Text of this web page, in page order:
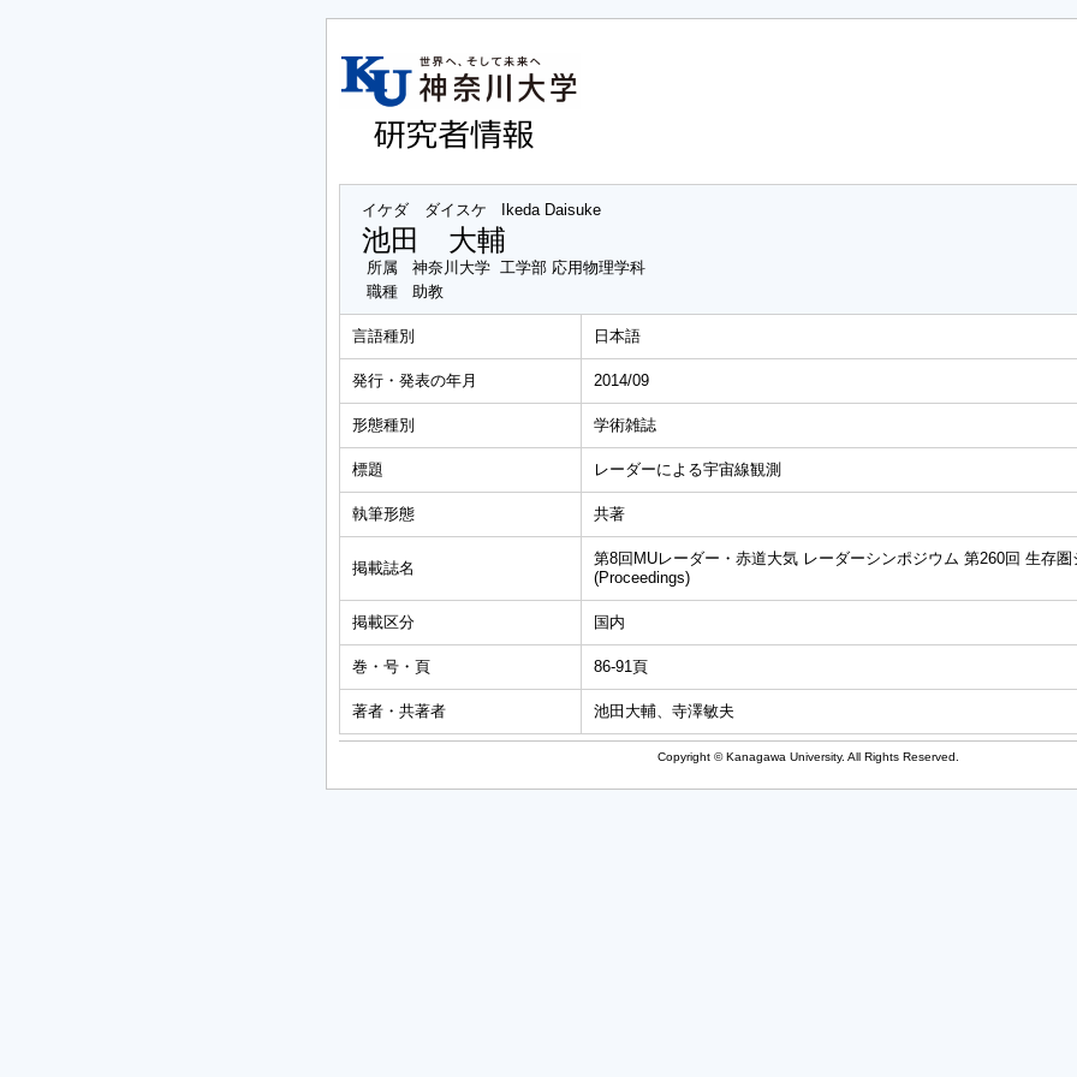
イケダ ダイスケ Ikeda Daisuke
池田 大輔
所属
神奈川大学 工学部 応用物理学科
職種
助教
言語種別 日本語
発行・発表の年月 2014/09
形態種別 学術雑誌
標題 レーダーによる宇宙線観測
執筆形態 共著
掲載誌名
第8回MUレーダー・赤道大気 レーダーシンポジウム 第260回 生存圏
(Proceedings)
掲載区分 国内
巻・号・頁 86-91頁
著者・共著者 池田大輔、寺澤敏夫
Copyright © Kanagawa University. All Rights Reserved.